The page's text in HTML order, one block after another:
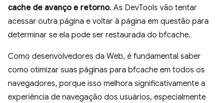
cache de avanço e retorno. As DevTools vão tentar
acessar outra página e voltar à página em questão para
determinar se ela pode ser restaurada do bfcache.
Como desenvolvedores da Web, é fundamental saber
como otimizar suas páginas para bfcache em todos os
navegadores, porque isso melhora significativamente a
experiência de navegação dos usuários, especialmente